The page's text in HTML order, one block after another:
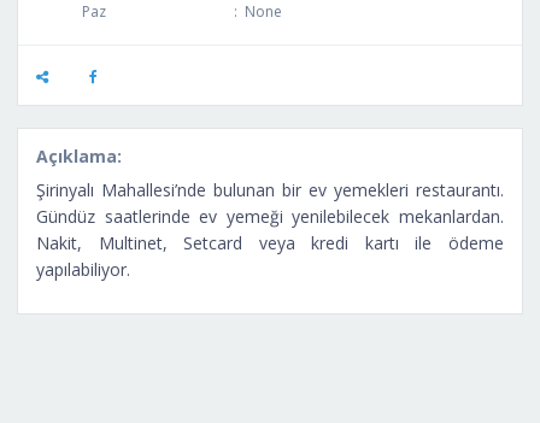
Paz
: None
Açıklama:
Şirinyalı Mahallesi’nde bulunan bir ev yemekleri restaurantı.
Gündüz saatlerinde ev yemeği yenilebilecek mekanlardan.
Nakit, Multinet, Setcard veya kredi kartı ile ödeme
yapılabiliyor.